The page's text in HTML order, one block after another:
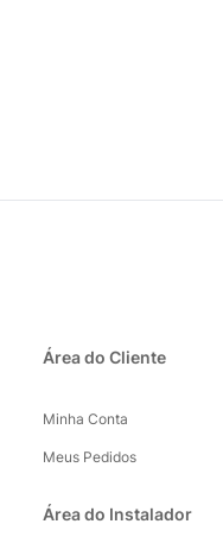
Área do Cliente
Minha Conta
Meus Pedidos
Área do Instalador